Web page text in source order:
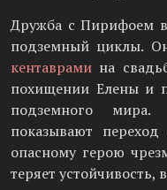
Дружба с Пирифоем
подземный циклы.
кентаврами на
похищении Елены и
подземного
показывают
опасному герою
теряет